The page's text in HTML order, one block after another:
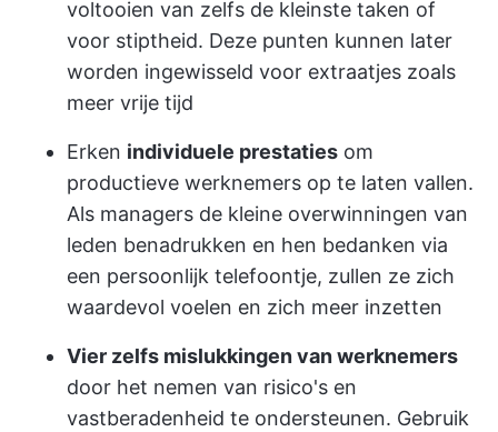
voltooien van zelfs de kleinste taken of
voor stiptheid. Deze punten kunnen later
worden ingewisseld voor extraatjes zoals
meer vrije tijd
Erken individuele prestaties om
productieve werknemers op te laten vallen.
Als managers de kleine overwinningen van
leden benadrukken en hen bedanken via
een persoonlijk telefoontje, zullen ze zich
waardevol voelen en zich meer inzetten
Vier zelfs mislukkingen van werknemers
door het nemen van risico's en
vastberadenheid te ondersteunen. Gebruik